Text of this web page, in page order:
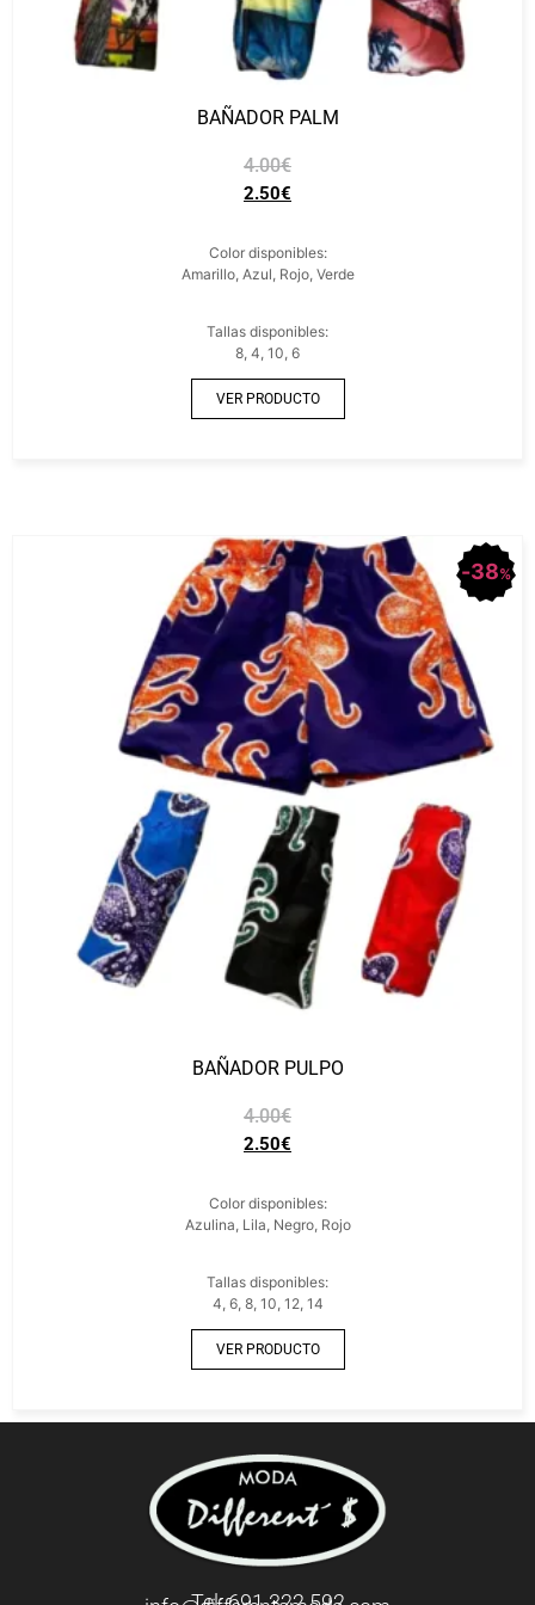
BAÑADOR PALM
4.00€
2.50€
Color disponibles:
Amarillo, Azul, Rojo, Verde
Tallas disponibles:
8, 4, 10, 6
VER PRODUCTO
38%
BAÑADOR PULPO
4.00€
2.50€
Color disponibles:
Azulina, Lila, Negro, Rojo
Tallas disponibles:
4, 6, 8, 10, 12, 14
VER PRODUCTO